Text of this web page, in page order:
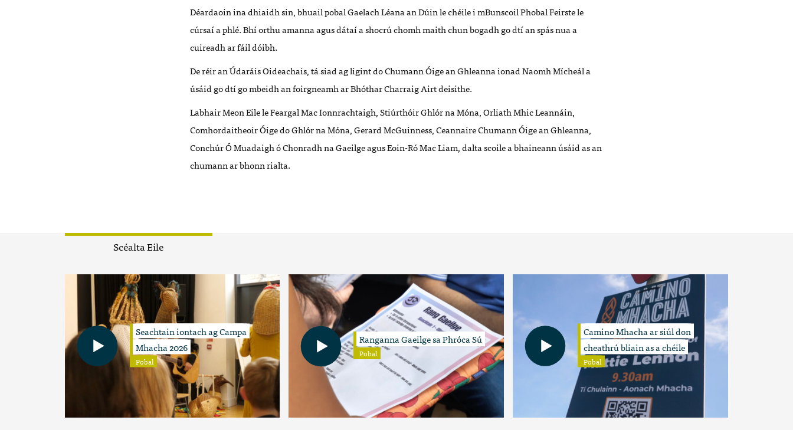
Déardaoin ina dhiaidh sin, bhuail pobal Gaelach Léana an Dúin le chéile i mBunscoil Phobal Feirste le
cúrsaí a phlé. Bhí orthu amanna agus dátaí a shocrú chomh maith chun bogadh go dtí an spás nua a
cuireadh ar fáil dóibh.
De réir an Údaráis Oideachais, tá siad ag ligint do Chumann Óige an Ghleanna ionad Naomh Mícheál a
úsáid go dtí go mbeidh an foirgneamh ar Bhóthar Charraig Airt deisithe.
Labhair Meon Eile le Feargal Mac Ionnrachtaigh, Stiúrthóir Ghlór na Móna, Orliath Mhic Leannáin,
Comhordaitheoir Óige do Ghlór na Móna, Gerard McGuinness, Ceannaire Chumann Óige an Ghleanna,
Conchúr Ó Muadaigh ó Chonradh na Gaeilge agus Eoin-Ró Mac Liam, dalta scoile a bhaineann úsáid as an
chumann ar bhonn rialta.
Scéalta Eile
Seachtain iontach ag Campa
Mhacha 2026
Pobal
Ranganna Gaeilge sa Phróca Sú
Pobal
Camino Mhacha ar siúl don
cheathrú bliain as a chéile
Pobal